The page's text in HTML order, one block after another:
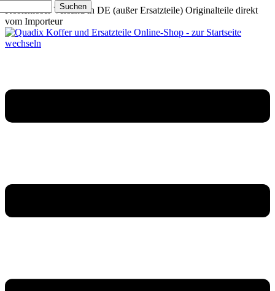
Kostenloser Versand in DE (außer Ersatzteile) Originalteile direkt
vom Importeur
Suchen